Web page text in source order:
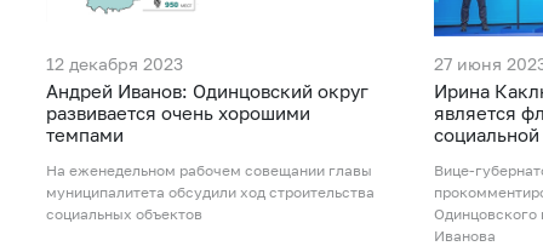
12 декабря 2023
Андрей Иванов: Одинцовский округ
развивается очень хорошими
темпами
На еженедельном рабочем совещании главы
муниципалитета обсудили ход строительства
социальных объектов
27 июня
Ирина
является
Вице-
Одинцовского
Иванова